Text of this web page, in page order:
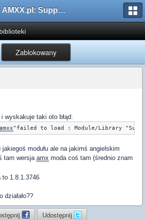
AMXX.pl: Support AMX Mod X i SourceMod
Zablokowany
wyskakuje taki oto błąd:
amxx"failed to load : Module/Library
modułu ale na jakimś angielskim
tam wersja amx moda coś tam (średnio znam
to 1.8.1.3746
Udostępnij